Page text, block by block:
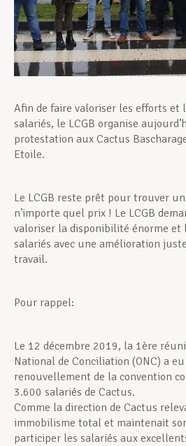
Actualités
Afin de faire valoriser les efforts et
salariés, le LCGB organise
protestation aux Cactus
Etoile.
Le LCGB reste prêt pour trouver
n’importe quel prix ! Le LCGB
valoriser la disponibilité énorme et
salariés avec une amélioration
travail.
Pour rappel:
Le 12 décembre 2019, la 1ère
National de Conciliation (ONC) a
renouvellement de la convention
3.600 salariés de Cactus.
Comme la direction de Cactus
immobilisme total et maintenait
participer les salariés aux